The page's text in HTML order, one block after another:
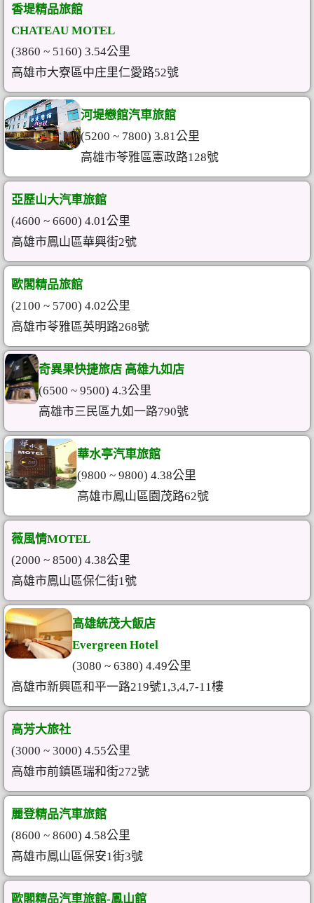
香堤精品旅館
CHATEAU MOTEL
(3860 ~ 5160) 3.54公里
高雄市大寮區中庄里仁愛路52號
河堤戀館汽車旅館
(5200 ~ 7800) 3.81公里
高雄市苓雅區憲政路128號
亞歷山大汽車旅館
(4600 ~ 6600) 4.01公里
高雄市鳳山區華興街2號
歐閣精品旅館
(2100 ~ 5700) 4.02公里
高雄市苓雅區英明路268號
奇異果快捷旅店 高雄九如店
(6500 ~ 9500) 4.3公里
高雄市三民區九如一路790號
華水亭汽車旅館
(9800 ~ 9800) 4.38公里
高雄市鳳山區園茂路62號
薇風情MOTEL
(2000 ~ 8500) 4.38公里
高雄市鳳山區保仁街1號
高雄統茂大飯店
Evergreen Hotel
(3080 ~ 6380) 4.49公里
高雄市新興區和平一路219號1,3,4,7-11樓
高芳大旅社
(3000 ~ 3000) 4.55公里
高雄市前鎮區瑞和街272號
麗登精品汽車旅館
(8600 ~ 8600) 4.58公里
高雄市鳳山區保安1街3號
歐閣精品汽車旅館-鳳山館